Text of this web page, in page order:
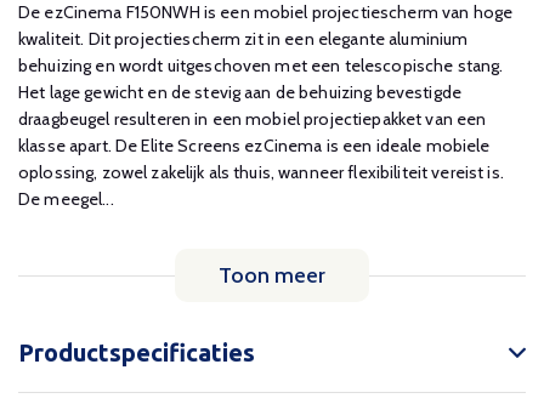
De ezCinema F150NWH is een mobiel projectiescherm van hoge
kwaliteit. Dit projectiescherm zit in een elegante aluminium
behuizing en wordt uitgeschoven met een telescopische stang.
Het lage gewicht en de stevig aan de behuizing bevestigde
draagbeugel resulteren in een mobiel projectiepakket van een
klasse apart. De Elite Screens ezCinema is een ideale mobiele
oplossing, zowel zakelijk als thuis, wanneer flexibiliteit vereist is.
De meegel...
Toon meer
Productspecificaties